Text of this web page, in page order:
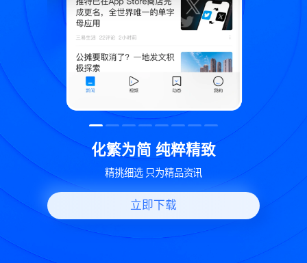
致 世界变化 热问一下
好问题好回答 多元视角看问题
立即下载